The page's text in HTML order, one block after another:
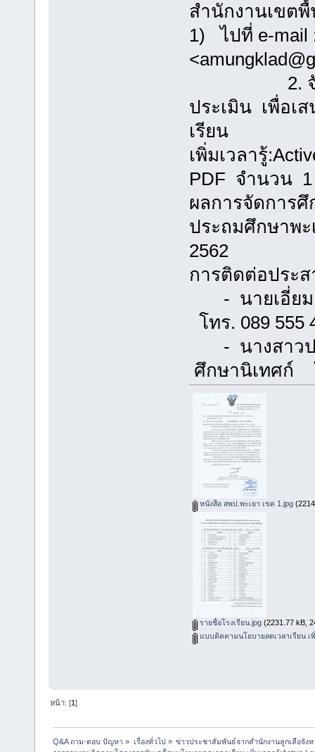
สำนักงานเขต
1) ไปที่ e-mail
2. จัดส่งเ
ประเมิน เพื่อเ
เรีย
เพิ่มเวลารู้
PDF จำนวน 1
ผลการจัดการ
ประถมศึกษาพ
2562
การติดต่อประ
- นายเอี่
โทร. 089 555
- นางสาวป
ศึกษานิเทศก์
หนังสือ สพป.พะเยา เขต 1.jpg
รายชื่อโรงเรียน.jpg(2231.77 kB,
แบบติดตามนโยบายลดเวลาเรียน เ
หน้า: [1]
Q&A ถาม-ตอบ ปัญหา » เรื่องทั่วไป» ข่าวประชาสัมพันธ์จากสำนักงานลูกเสือจัง